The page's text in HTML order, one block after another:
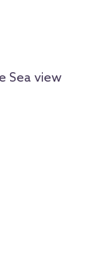
Sea view